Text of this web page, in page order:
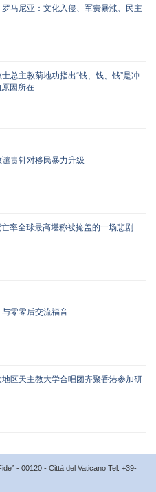
马尼亚：文化入侵、军费暴涨、民主
总主教菊地功指出“钱、钱、钱”是冲
因所在
责针对移民暴力升级
率全球最高堪称被掩盖的一场悲剧
零零后交流福音
区天主教大学合唱团齐聚香港参加研
- 00120 - Città del Vaticano Tel. +39-